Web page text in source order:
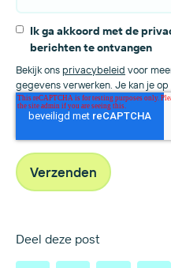
Ik ga akkoord met de
berichten te ontvangen
Bekijk ons privacybeleid voor
gegevens verwerken. Je kan je
Deel deze post